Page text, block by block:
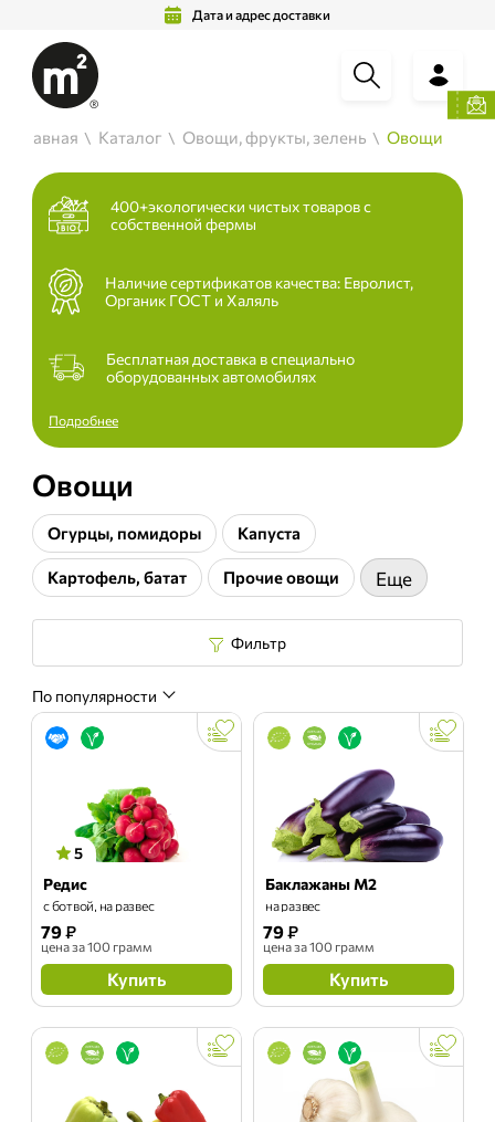
Дата и адрес доставки
Главная Каталог Овощи, фрукты, зелень Овощи
400+экологически чистых товаров с
собственной фермы
Наличие сертификатов качества: Евролист,
Органик ГОСТ и Халяль
Бесплатная доставка в специально
оборудованных автомобилях
Подробнее
Овощи
Огурцы, помидоры Капуста
Картофель, батат Прочие овощи Еще
По популярности
Фильтр
5
Редис
с ботвой, на развес
79₽
ценаза 100 грамм
Купить
Баклажаны М2
на развес
79₽
ценаза 100 грамм
Купить